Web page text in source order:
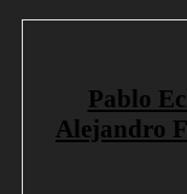
Pablo
Alejandro